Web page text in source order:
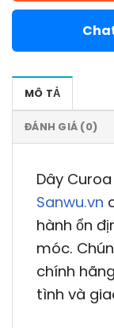
MÔ TẢ
ĐÁNH GIÁ (0)
Dây
Sanwu.vn
hành ổn
móc.
chính
tình và